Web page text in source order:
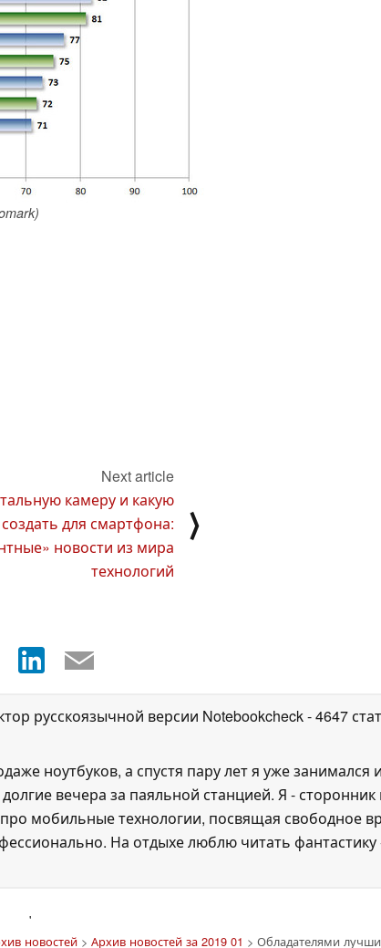
Next article
камеру и какую
для смартфона:
новости из мира
технологий
⟩
русскоязычной версии Notebookcheck- 4647
ноутбуков, а спустя пару лет я уже занимался
вечера за паяльной станцией. Я - сторонник
мобильные технологии, посвящая свободное
На отдыхе люблю читать фантастику
'
новостей> Архив новостей за 2019 01 > Обладателями